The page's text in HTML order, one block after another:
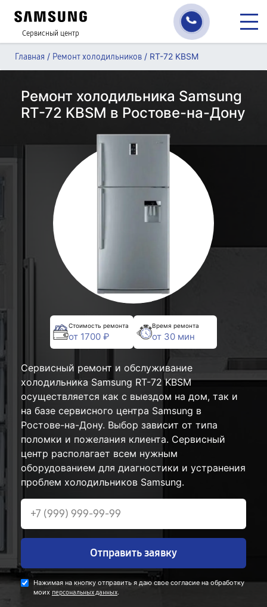
Сервисный центр
Главная / Ремонт холодильников / RT-72 KBSM
Ремонт холодильника Samsung
RT-72 KBSM в Ростове-на-Дону
Стоимость ремонта
от 1700 ₽
Время ремонта
от 30 мин
Сервисный ремонт и обслуживание
холодильника Samsung RT-72 KBSM
осуществляется как с выездом на дом, так и
на базе сервисного центра Samsung в
Ростове-на-Дону. Выбор зависит от типа
поломки и пожелания клиента. Сервисный
центр располагает всем нужным
оборудованием для диагностики и устранения
проблем холодильников Samsung.
Отправить заявку
Нажимая на кнопку отправить я даю свое согласие на обработку
моих персональных данных.